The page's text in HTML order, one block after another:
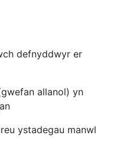
defnyddwyr er
allanol) yn
ystadegau manwl